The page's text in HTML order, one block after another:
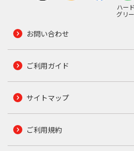
ハー
グリ
お問い合わせ
ご利用ガイド
サイトマップ
ご利用規約